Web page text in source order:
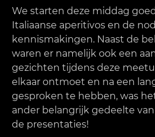
We starten deze middag
Italiaanse aperitivos en de
kennismakingen. Naast de
waren er namelijk ook een
gezichten tijdens deze
elkaar ontmoet en na een
gesproken te hebben, was
ander belangrijk gedeelte
de presentaties!